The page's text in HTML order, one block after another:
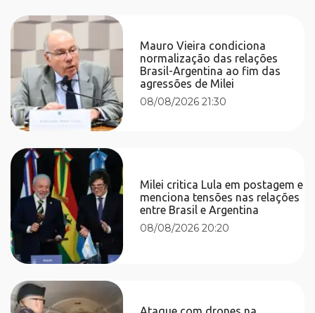
Mauro Vieira condiciona
normalização das relações
Brasil-Argentina ao fim das
agressões de Milei
08/08/2026 21:30
Milei critica Lula em postagem e
menciona tensões nas relações
entre Brasil e Argentina
08/08/2026 20:20